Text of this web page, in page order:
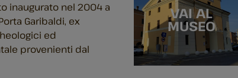
inaugurato nel 2004 a
Garibaldi, ex
ed
provenienti dal
VAI AL
MUSEO